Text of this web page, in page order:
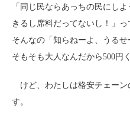
「同じ民ならあっちの民にし
きるし席料だってないし！」っ
そんなの「知らねーよ、うるせ
そもそも大人なんだから500円
けど、わたしは格安チェーン
す。